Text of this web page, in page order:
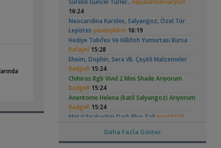
Bitki Türleri ve Bakımı
Akvaredden Gelen Bitkiler
Bitki Türleri ve Bakımı
30x20x20 akvaristsaglam,
Akvaryum Tanıtımı
Japon Balığım Yüzeyde Hava Almaya
ÇalışıyorBetta_King,18:01
Yeni Üye Forumu
Karides Akvaryumu: Karideslerim
Ölüyor ugurbaran
Yeni Üye Forumu
Beta Balığında İdeal Damızlık Yaşı Kaç
Aydır?Ygghjh,17:23
Filtre Önerisi SemihDinçer,17:17
Yeni Üye Forumu
Ramshorn Hakkında
Her Şey
Elma Salyangozu
Güncel
Leonardit Zeminli
37 Litrelik Siyah
Akvaryumum
Sürekli Güncel Türler.. Aqualandakvaryum
16:24
Neocaridina Karides, Salyangoz, Özel Tür
Lepistes yasiiinyldrm 16:19
Hediye Tubifex Ve Killifish Yumurtası Bursa
Rafayel 15:28
Eheim, Dophin, Sera Vb. Çeşitli Malzemeler
BadgeR 15:24
Chihiros Rgb Vivid 2 Mini Shade Arıyorum
BadgeR 15:24
Anentome Helena (katil Salyangoz) Arıyorum
BadgeR 15:24
Metal Snakeskin Dark Blue Tail mert0310
Apistogramma - İvancara Bimaculata
Şahinöztürk14:16
Daha Fazla Göster